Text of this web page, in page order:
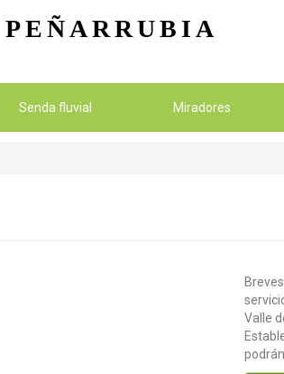
Senda fluvial Miradores
Valle